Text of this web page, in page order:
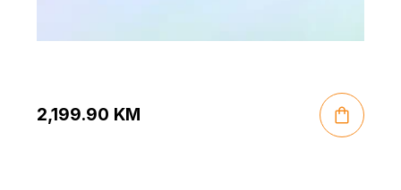
2,199.90 KM